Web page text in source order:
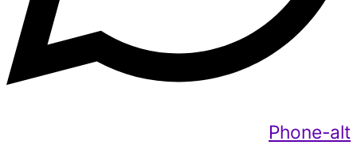
Phone-alt